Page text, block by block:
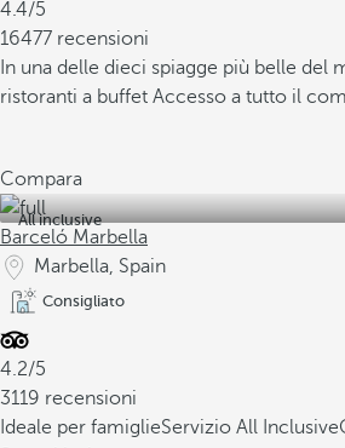
4.4/5
16477 recensioni
In una delle dieci spiagge più belle del
ristoranti a buffet Accesso a tutto il
Compara
All inclusive
Barceló Marbella
Marbella, Spain
Consigliato
4.2/5
3119 recensioni
Ideale per famiglieServizio All Inclusive